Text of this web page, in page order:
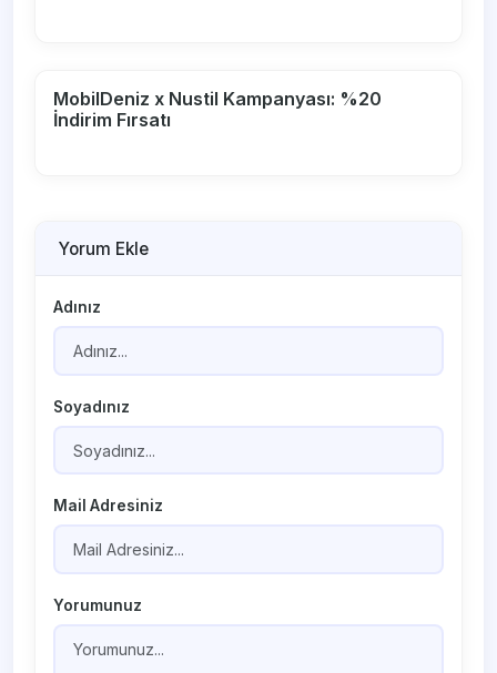
MobilDeniz x Nustil Kampanyası: %20
İndirim Fırsatı
Yorum Ekle
Adınız
Soyadınız
Mail Adresiniz
Yorumunuz